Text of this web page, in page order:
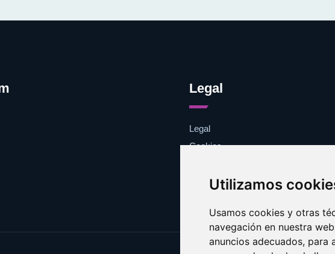
Utilizamos
Usamos cookies y otras
navegación en nuestra
anuncios adecuados, para
Legal
Legal
Cookies